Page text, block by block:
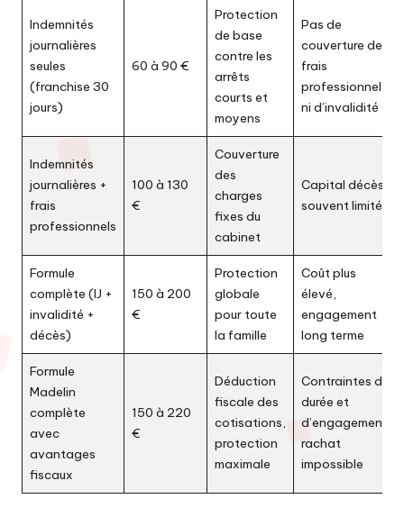
Indemnités
journalières
seules
(franchise 30
jours)
60 à 90 €
Protection
de base
contre les
arrêts
courts et
moyens
Pas de
couverture des
frais
professionnels
ni d’invalidité
Indemnités
journalières +
frais
professionnels
100 à 130
€
Couverture
des
charges
fixes du
cabinet
Capital décès
souvent limité
Formule
complète (IJ +
invalidité +
décès)
150 à 200
€
Protection
globale
pour toute
la famille
Coût plus
élevé,
engagement
long terme
Formule
Madelin
complète
avec
avantages
fiscaux
150 à 220
€
Déduction
fiscale des
cotisations,
protection
maximale
Contraintes de
durée et
d’engagement,
rachat
impossible